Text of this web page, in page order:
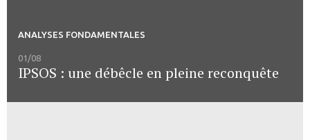
ANALYSES FONDAMENTALES
01/08
IPSOS : une débêcle en pleine reconquête